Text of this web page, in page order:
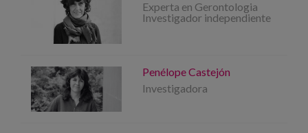
Experta en Gerontologia
Investigador independiente
Penélope Castejón
Investigadora